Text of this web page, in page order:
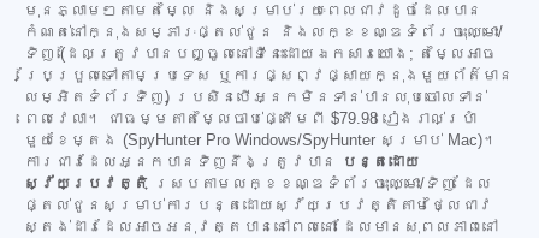
មុនភ្លាមៗតាមតម្លៃ និងសម្រាប់រយៈពេលជាវដូចដែលបាន
កំណត់នៅក្នុងសម្ភារៈផ្តល់ជូន និងលក្ខខណ្ឌទំព័រចុះឈ្មោះ/
ទិញ (ដែលត្រូវបានបញ្ចូលនៅទីនេះដោយឯកសារយោង; តម្លៃអាច
ប្រែប្រួលទៅតាមប្រទេស ឬការផ្សព្វផ្សាយក្នុងមួយព័ត៌មាន
លម្អិតទំព័រទិញ) ប្រសិនបើអ្នកមិនទាន់បានលុបចោលទាន់
ពេលវេលា។ ជាធម្មតាតម្លៃចាប់ផ្តើមពី $79.98 រៀងរាល់ប្រាំ
មួយខែម្តង (SpyHunter Pro Windows/SpyHunter សម្រាប់ Mac)។
ការជាវដែលអ្នកបានទិញនឹងត្រូវបាន
បន្តដោយ
ស្វ័យប្រវត្តិ ស្របតាមលក្ខខណ្ឌទំព័រចុះឈ្មោះ/ទិញ ដែល
ផ្តល់ជូនសម្រាប់ការបន្តដោយស្វ័យប្រវត្តិតាមថ្លៃជាវ
ស្តង់ដារដែលអាចអនុវត្តបាននៅពេលនោះ ដែលមានសុពលភាពនៅ